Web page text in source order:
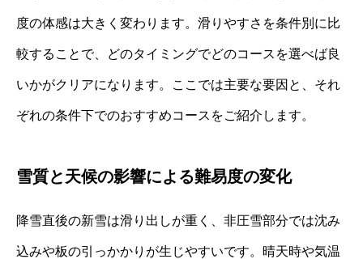
度の体感は大きく変わります。滑りやすさを条件別に比
較することで、どのタイミングでどのコースを選べば良
いかがクリアになります。ここでは主要な要因と、それ
ぞれの条件下でのおすすめコースをご紹介します。
雪質と天候の影響による難易度の変化
降雪直後の新雪は滑り出しが重く、非圧雪部分では沈み
込みや板の引っかかりが生じやすいです。晴天時や気温